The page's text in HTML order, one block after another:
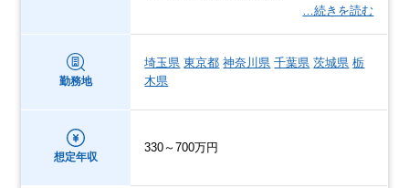
…続きを読む
勤務地
埼玉県 東京都 神奈川県 千葉県 茨城県 栃
木県
想定年収
330～700万円